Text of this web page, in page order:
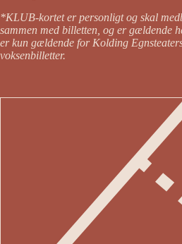
*KLUB-kortet er personligt og skal
sammen med billetten, og er gældende
er kun gældende for Kolding
voksenbilletter.